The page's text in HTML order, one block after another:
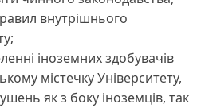
внутрішнього
іноземних здобувачів
містечку Університету,
як з боку іноземців, так